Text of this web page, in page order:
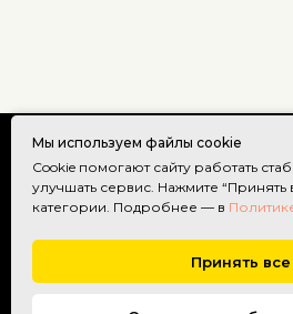
Мы используем файлы cookie
Cookie помогают сайту работать
улучшать сервис. Нажмите “Принять
категории. Подробнее — в
Принять все